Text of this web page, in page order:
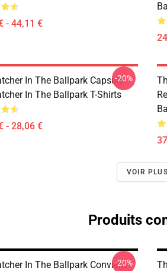
- 44,11 €
In The Ballpark Capsule
In The Ballpark T-Shirts
- 28,06 €
-20%
VOIR PLUS
Produits
In The Ballpark Convient
-20%